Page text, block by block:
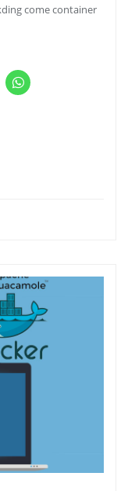
come container